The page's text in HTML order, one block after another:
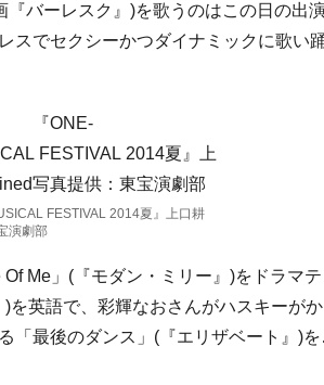
バーレスク』)を歌うのはこの日の出
スでセクシーかつダイナミックに歌い
FESTIVAL 2014夏』上口耕
演劇部
Me」(『モダン・ミリー』)をドラマ
英語で、彩輝なおさんがハスキーが
「最後のダンス」(『エリザベート』)